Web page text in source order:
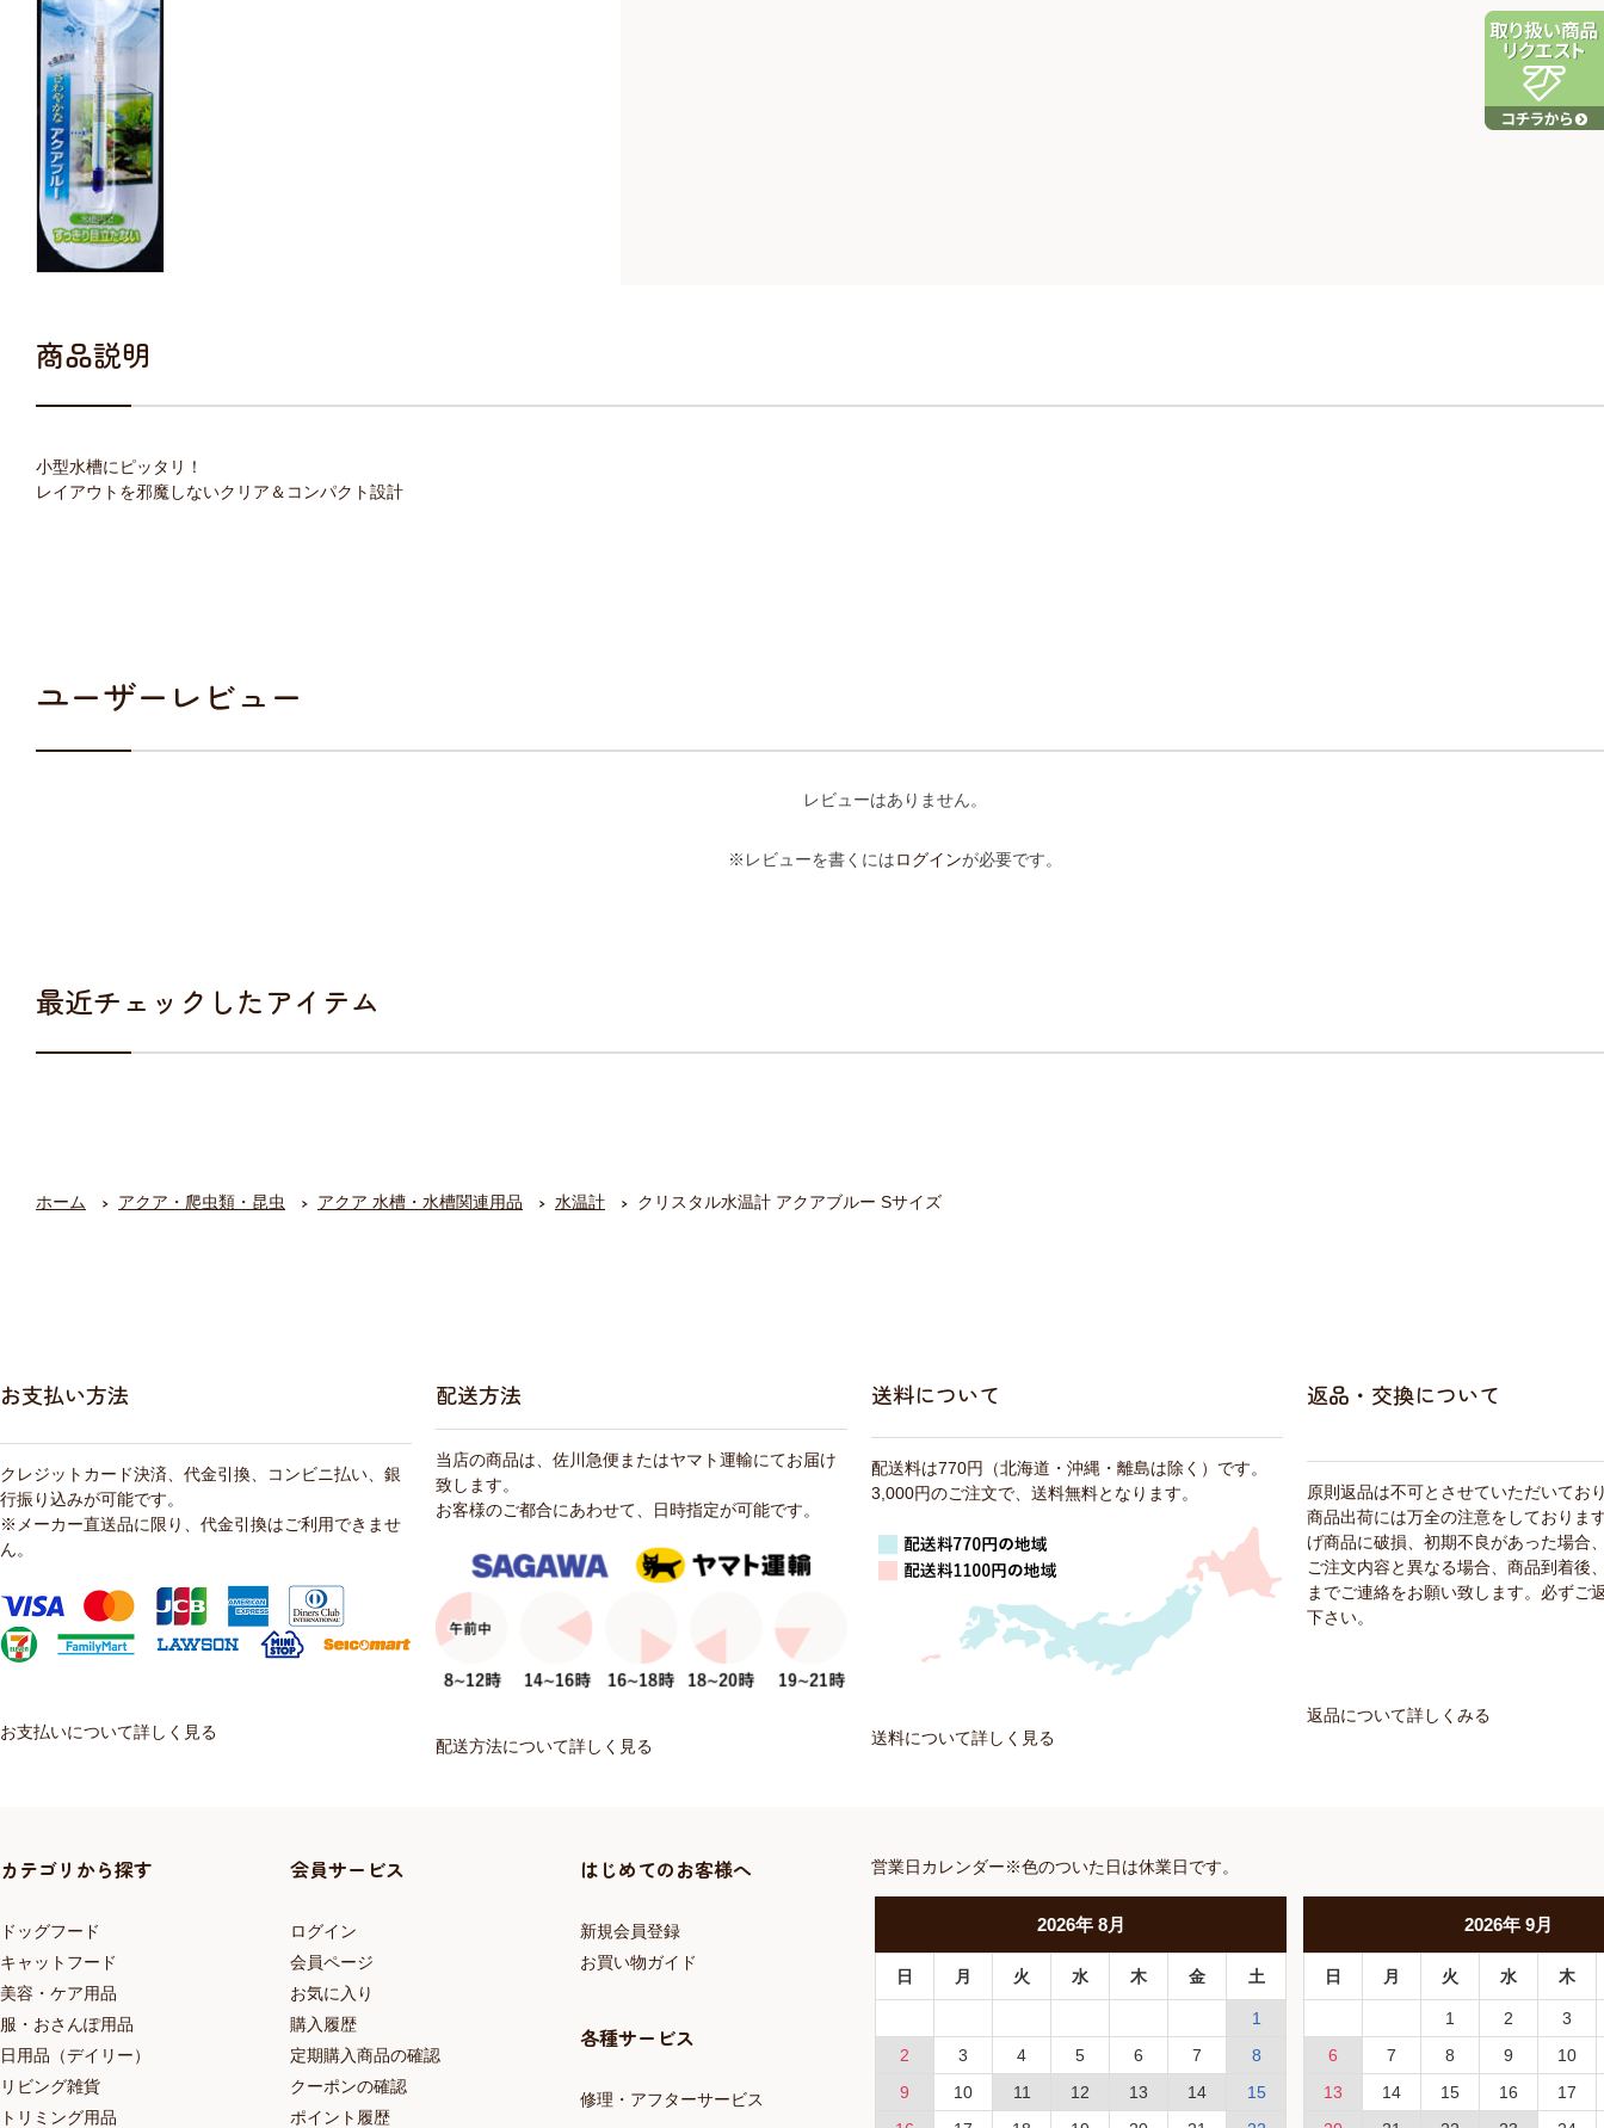
商品説明
小型水槽にピッタリ！
レイアウトを邪魔しないクリア＆コンパクト設計
ユーザーレビュー
レビューはありません。
※レビューを書くにはログインが必要です。
最近チェックしたアイテム
ホーム アクア・爬虫類・昆虫 アクア 水槽・水槽関連用品 水温計 クリスタル水温計 アクアブルー Sサイズ
お支払い方法
クレジットカード決済、代金引換、コンビニ払い、銀
行振り込みが可能です。
※メーカー直送品に限り、代金引換はご利用できませ
ん。
お支払いについて詳しく見る
配送方法
当店の商品は、佐川急便またはヤマト運輸にてお届け
致します。
お客様のご都合にあわせて、日時指定が可能です。
配送方法について詳しく見る
送料について
配送料は770円（北海道・沖縄・離島は除く）です。
3,000円のご注文で、送料無料となります。
送料について詳しく見る
返品・交換について
原則返品は不可とさせていただいてお
商品出荷には万全の注意をしておりま
げ商品に破損、初期不良があった場合
ご注文内容と異なる場合、商品到着後
までご連絡をお願い致します。必ずご
下さい。
返品について詳しくみる
カテゴリから探す
ドッグフード
キャットフード
美容・ケア用品
服・おさんぽ用品
日用品（デイリー）
リビング雑貨
トリミング用品
会員サービス
ログイン
会員ページ
お気に入り
購入履歴
定期購入商品の確認
クーポンの確認
ポイント履歴
はじめてのお客様へ
新規会員登録
お買い物ガイド
各種サービス
修理・アフターサービス
営業日カレンダー※色のついた日は休業日です。
2026年 8月
日 月 火 水 木 金 土
1
2
3 4 5 6 7
8
9
10 11 12 13 14
15
2026年9月
日 月 火 水 木
1 2
3
6
7 8 9
10
13
14 15 16
17